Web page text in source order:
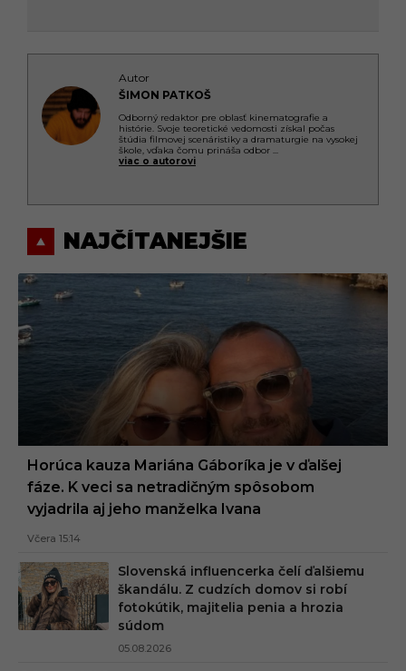
Autor
ŠIMON PATKOŠ
Odborný redaktor pre oblasť kinematografie a
histórie. Svoje teoretické vedomosti získal počas
štúdia filmovej scenáristiky a dramaturgie na vysokej
škole, vďaka čomu prináša odbor ...
viac o autorovi
NAJČÍTANEJŠIE
Horúca kauza Mariána Gáboríka je v ďalšej
fáze. K veci sa netradičným spôsobom
vyjadrila aj jeho manželka Ivana
Včera 15:14
Slovenská influencerka čelí ďalšiemu
škandálu. Z cudzích domov si robí
fotokútik, majitelia penia a hrozia
súdom
05.08.2026